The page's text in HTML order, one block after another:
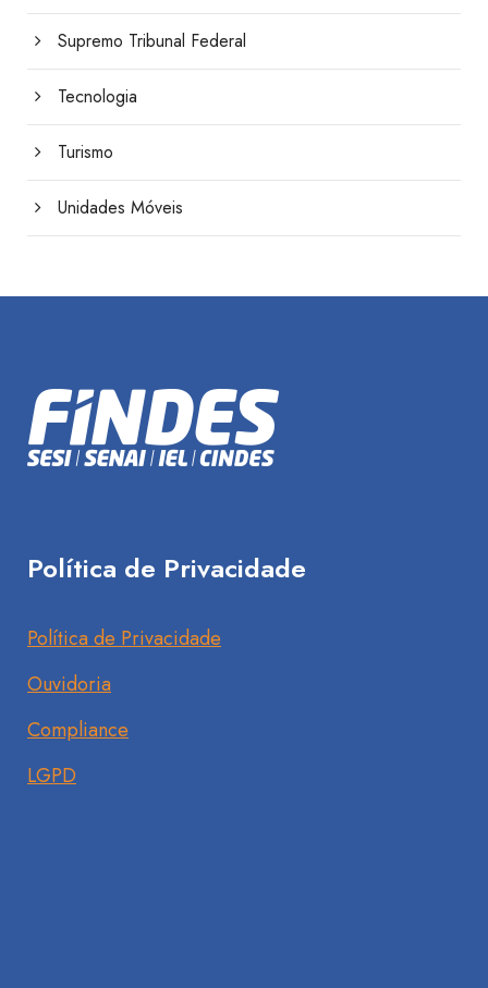
Supremo Tribunal Federal
Tecnologia
Turismo
Unidades Móveis
Política de Privacidade
Política de Privacidade
Ouvidoria
Compliance
LGPD